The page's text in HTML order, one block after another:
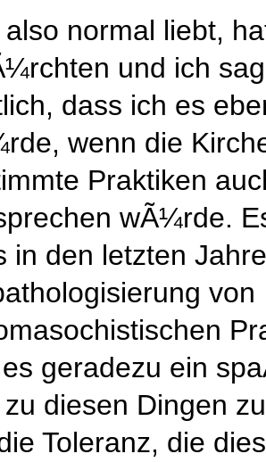
also normal liebt,
und ich
dass ich es
wenn die
Praktiken
wÃ¼rde.
in den letzten
von
geradezu ein
diesen Dingen
Toleranz, die